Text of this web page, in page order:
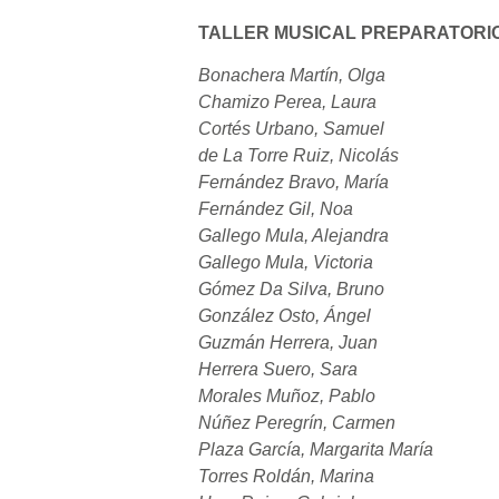
TALLER MUSICAL
Bonachera Martín, Olga
Chamizo Perea, Laura
Cortés Urbano, Samuel
de La Torre Ruiz, Nicolás
Fernández Bravo, María
Fernández Gil, Noa
Gallego Mula, Alejandra
Gallego Mula, Victoria
Gómez Da Silva, Bruno
González Osto, Ángel
Guzmán Herrera, Juan
Herrera Suero, Sara
Morales Muñoz, Pablo
Núñez Peregrín, Carmen
Plaza García, Margarita María
Torres Roldán, Marina